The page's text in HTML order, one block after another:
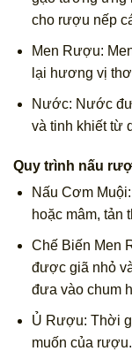
cho rượu nếp
Men Rượu:
lại hương vị
Nước: Nước
và tinh khiết từ
Quy trình nấu
Nấu Cơm
hoặc mâm, tản
Chế Biến Men
được giã nhỏ
đưa vào chum
Ủ Rượu: Thời
muốn của rượu.